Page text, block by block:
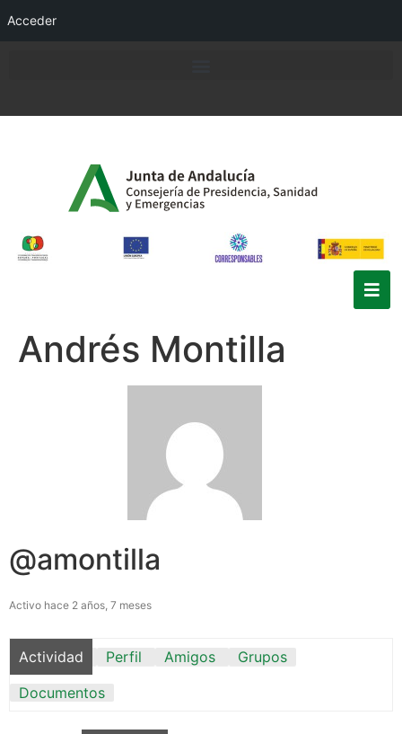
Acceder
Andrés Montilla
@amontilla
Activo hace 2 años, 7 meses
Actividad Perfil Amigos
Grupos
Documentos